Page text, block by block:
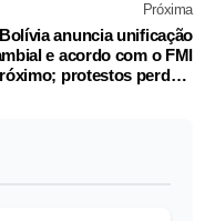
Próxima
Bolívia anuncia unificação
e acordo com o FMI
protestos perdem